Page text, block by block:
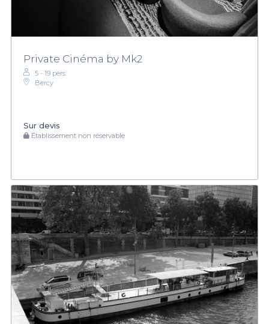
Private Cinéma by Mk2
5 - 19 pers.
Bercy
Sur devis
Établissement non réservable